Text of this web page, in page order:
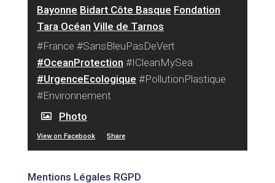
Bayonne Bidart Côte Basque Fondation
Tara Océan Ville de Tarnos
#France #SansBleuPasDeVert
#OceanProtection #ICleanMySea
#UrgenceEcologique #PollutionPlastique
#Environnement
Photo
View on Facebook · Share
Mentions Légales RGPD